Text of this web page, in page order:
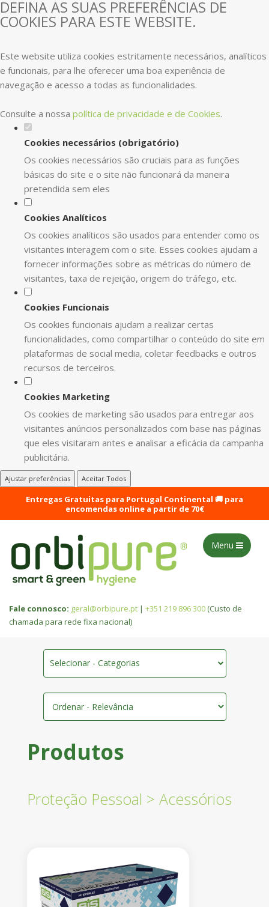
DEFINA AS SUAS PREFERÊNCIAS DE
COOKIES PARA ESTE WEBSITE.
Este website utiliza cookies estritamente necessários, analíticos
e funcionais, para lhe oferecer uma boa experiência de
navegação e acesso a todas as funcionalidades.
Consulte a nossa política de privacidade e de Cookies.
Cookies necessários (obrigatório)
Os cookies necessários são cruciais para as funções
básicas do site e o site não funcionará da maneira
pretendida sem eles
Cookies Analíticos
Os cookies analíticos são usados para entender como os
visitantes interagem com o site. Esses cookies ajudam a
fornecer informações sobre as métricas do número de
visitantes, taxa de rejeição, origem do tráfego, etc.
Cookies Funcionais
Os cookies funcionais ajudam a realizar certas
funcionalidades, como compartilhar o conteúdo do site em
plataformas de social media, coletar feedbacks e outros
recursos de terceiros.
Cookies Marketing
Os cookies de marketing são usados para entregar aos
visitantes anúncios personalizados com base nas páginas
que eles visitaram antes e analisar a eficácia da campanha
publicitária.
Ajustar preferências Aceitar Todos
Entregas Gratuitas para Portugal Continental 🚚 para
encomendas online a partir de 70€
Menu
Fale connosco: geral@orbipure.pt | +351 219 896 300 (Custo de
chamada para rede fixa nacional)
Selecionar - Categorias
Produtos
Proteção Pessoal > Acessórios